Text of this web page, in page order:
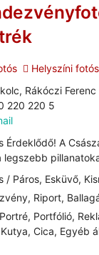
Helyszíni fotós
Rákóczi
220 220 5
Érdeklődő! A
legszebb
/ Páros, Esküvő,
Riport,
Portfólió,
Cica, Egyéb